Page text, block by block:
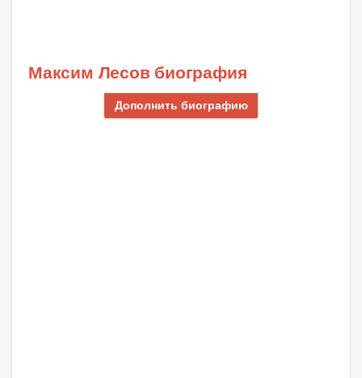
Максим Лесов биография
Дополнить биографию